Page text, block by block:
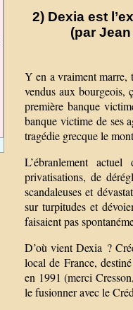
2) Dexia est
(par
Y en a vraiment marre,
vendus aux bourgeois,
première banque
banque victime de ses
tragédie grecque le
L’ébranlement
privatisations, de
scandaleuses et
sur turpitudes et
faisaient pas
D’où vient Dexia ?
local de France,
en 1991 (merci
le fusionner avec le